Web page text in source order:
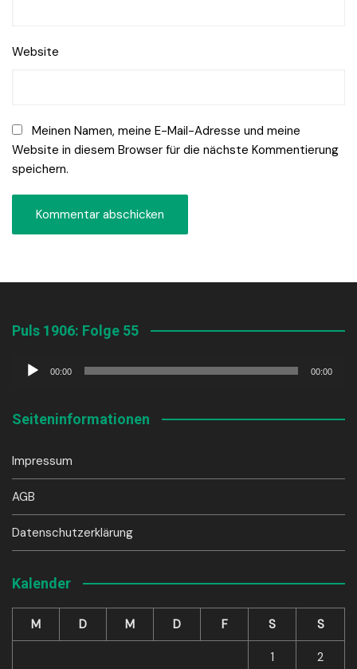
Website
Meinen Namen, meine E-Mail-Adresse und meine
Website in diesem Browser für die nächste Kommentierung
speichern.
Puls 1906: Folge 55
Audio-
00:00 00:00
Seiteninformationen
Impressum
AGB
Datenschutzerklärung
Kalender
M D M D F S S
1 2